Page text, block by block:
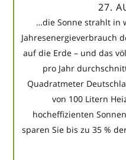
27.
…die Sonne strahlt in
Jahresenergieverbrauch
auf die Erde – und das
pro Jahr
Quadratmeter
von 100 Litern
hocheffizienten
sparen Sie bis zu 35 %